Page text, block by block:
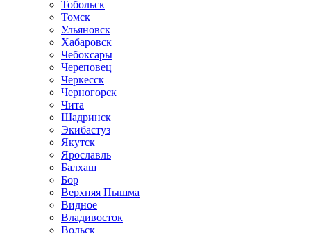
Тобольск
Томск
Ульяновск
Хабаровск
Чебоксары
Череповец
Черкесск
Черногорск
Чита
Шадринск
Экибастуз
Якутск
Ярославль
Балхаш
Бор
Верхняя Пышма
Видное
Владивосток
Вольск